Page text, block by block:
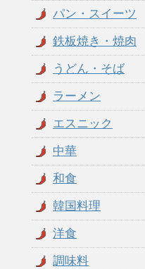
パン・スイーツ
鉄板焼き・焼肉
うどん・そば
ラーメン
エスニック
中華
和食
韓国料理
洋食
調味料